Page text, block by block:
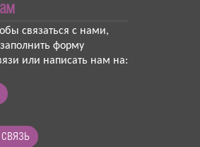
связаться с нами,
форму
или написать нам на: